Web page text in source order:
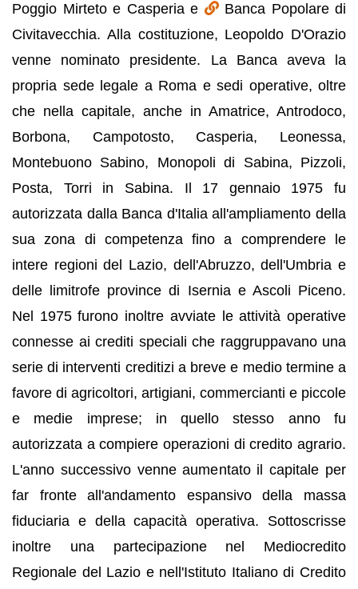
Poggio Mirteto e Casperia e
Banca Popolare di
Civitavecchia. Alla costituzione, Leopoldo D'Orazio
venne nominato presidente. La Banca aveva la
propria sede legale a Roma e sedi operative, oltre
che nella capitale, anche in Amatrice, Antrodoco,
Borbona, Campotosto, Casperia, Leonessa,
Montebuono Sabino, Monopoli di Sabina, Pizzoli,
Posta, Torri in Sabina. Il 17 gennaio 1975 fu
autorizzata dalla Banca d'Italia all'ampliamento della
sua zona di competenza fino a comprendere le
intere regioni del Lazio, dell'Abruzzo, dell'Umbria e
delle limitrofe province di Isernia e Ascoli Piceno.
Nel 1975 furono inoltre avviate le attività operative
connesse ai crediti speciali che raggruppavano una
serie di interventi creditizi a breve e medio termine a
favore di agricoltori, artigiani, commercianti e piccole
e medie imprese; in quello stesso anno fu
autorizzata a compiere operazioni di credito agrario.
L'anno successivo venne aumentato il capitale per
far fronte all'andamento espansivo della massa
fiduciaria e della capacità operativa. Sottoscrisse
inoltre una partecipazione nel Mediocredito
Regionale del Lazio e nell'Istituto Italiano di Credito